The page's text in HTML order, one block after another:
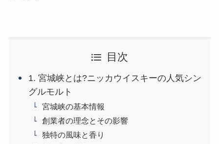
目次
1. 宮城峡とは?ニッカウイスキーの人気シン
グルモルト
宮城峡の基本情報
創業者の理念とその影響
独特の風味と香り